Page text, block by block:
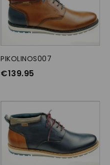
OPTIES SELECTEREN
PIKOLINOS007
€139.95